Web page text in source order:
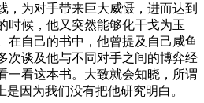
，为对手带来巨大威慑，进而达到
时候，他又突然能够化干戈为玉
在自己的书中，他曾提及自己咸鱼
次谈及他与不同对手之间的博弈经
一看这本书。大致就会知晓，所谓
是因为我们没有把他研究明白。